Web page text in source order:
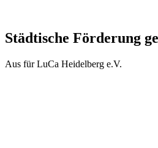
Städtische Förderung
Aus für LuCa Heidelberg e.V.